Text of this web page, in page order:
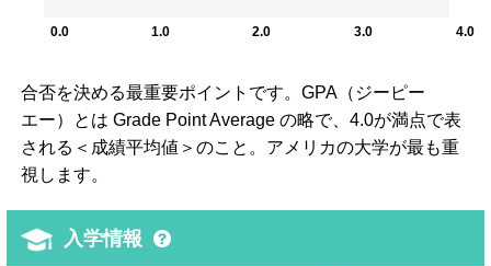
0.0 1.0 2.0 3.0 4.0
合否を決める最重要ポイントです。GPA（ジーピー
エー）とは Grade Point Average の略で、4.0が満点で表
される＜成績平均値＞のこと。アメリカの大学が最も重
視します。
入学情報